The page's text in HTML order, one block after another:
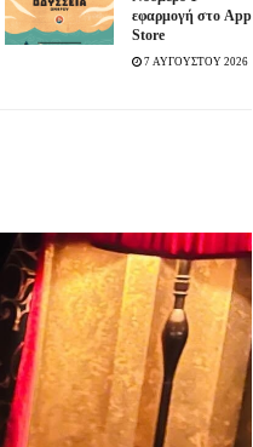
εφαρμογή στο App
Store
7 ΑΥΓΟΥΣΤΟΥ 2026